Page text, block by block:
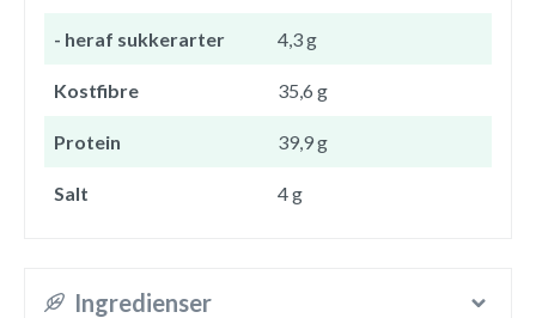
- heraf sukkerarter 4,3 g
Kostfibre 35,6 g
Protein 39,9 g
Salt 4 g
Ingredienser